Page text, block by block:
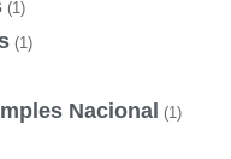
(1)
(1)
Nacional (1)